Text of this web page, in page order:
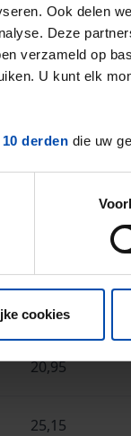
Ook delen
Deze
verzameld op
U kunt elk
10 derden die uw
cookies
in de
in de
van 30%
in de vrije sector
Heerlen €/m2
20,95
25,15